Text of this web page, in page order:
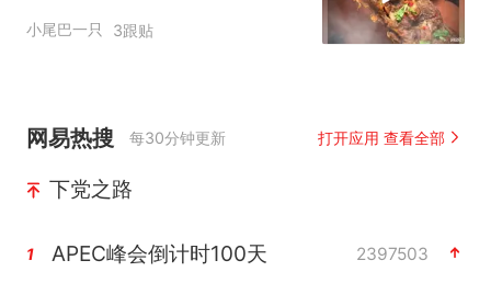
小尾巴一只 3跟贴
网易热搜 每30分钟更新 打开应用 查看全部
下党之路
1 APEC峰会倒计时100天 2397503